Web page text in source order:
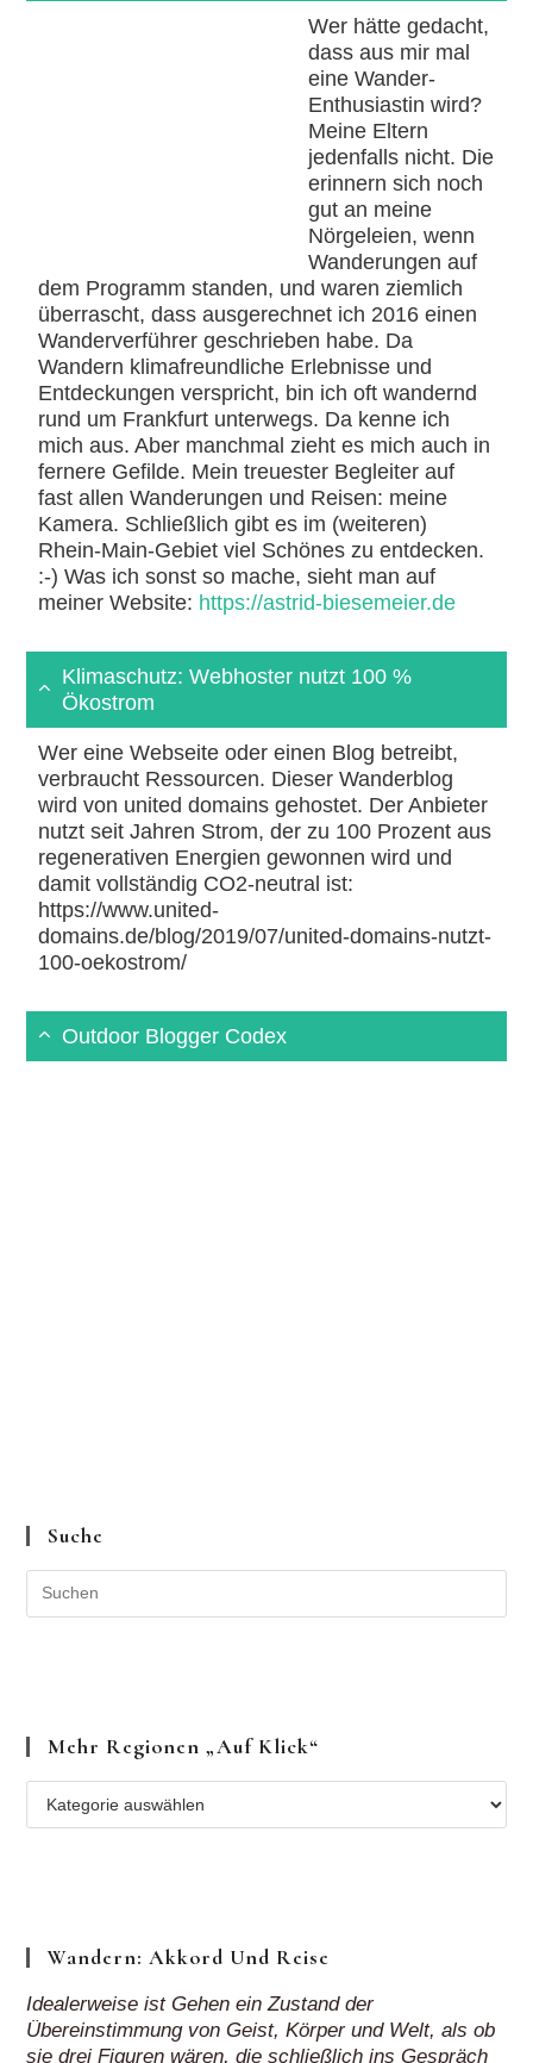
Wer hätte gedacht,
dass aus mir mal
eine Wander-
Enthusiastin wird?
Meine Eltern
jedenfalls nicht. Die
erinnern sich noch
gut an meine
Nörgeleien, wenn
Wanderungen auf
dem Programm standen, und waren ziemlich
überrascht, dass ausgerechnet ich 2016 einen
Wanderverführer geschrieben habe. Da
Wandern klimafreundliche Erlebnisse und
Entdeckungen verspricht, bin ich oft wandernd
rund um Frankfurt unterwegs. Da kenne ich
mich aus. Aber manchmal zieht es mich auch in
fernere Gefilde. Mein treuester Begleiter auf
fast allen Wanderungen und Reisen: meine
Kamera. Schließlich gibt es im (weiteren)
Rhein-Main-Gebiet viel Schönes zu entdecken.
:-) Was ich sonst so mache, sieht man auf
meiner Website: https://astrid-biesemeier.de
Klimaschutz: Webhoster nutzt 100 %
Ökostrom
Wer eine Webseite oder einen Blog betreibt,
verbraucht Ressourcen. Dieser Wanderblog
wird von united domains gehostet. Der Anbieter
nutzt seit Jahren Strom, der zu 100 Prozent aus
regenerativen Energien gewonnen wird und
damit vollständig CO2-neutral ist:
https://www.united-
domains.de/blog/2019/07/united-domains-nutzt-
100-oekostrom/
Outdoor Blogger Codex
Suche
Mehr Regionen „auf Klick“
Regionen
Wandern: Akkord Und Reise
Idealerweise ist Gehen ein Zustand der
Übereinstimmung von Geist, Körper und Welt, als ob
sie drei Figuren wären, die schließlich ins Gespräch